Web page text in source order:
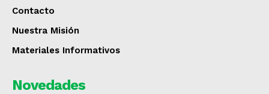
Contacto
Nuestra Misión
Materiales Informativos
Novedades